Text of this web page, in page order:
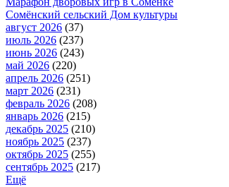
Сомёнский сельский Дом культуры
август 2026 (37)
июль 2026 (237)
июнь 2026 (243)
май 2026 (220)
апрель 2026 (251)
март 2026 (231)
февраль 2026 (208)
январь 2026 (215)
декабрь 2025 (210)
ноябрь 2025 (237)
октябрь 2025 (255)
сентябрь 2025 (217)
Ещё